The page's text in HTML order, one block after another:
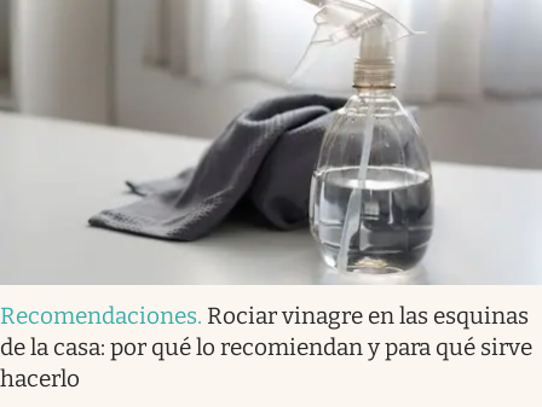
Recomendaciones. Rociar vinagre en las esquinas
de la casa: por qué lo recomiendan y para qué sirve
hacerlo